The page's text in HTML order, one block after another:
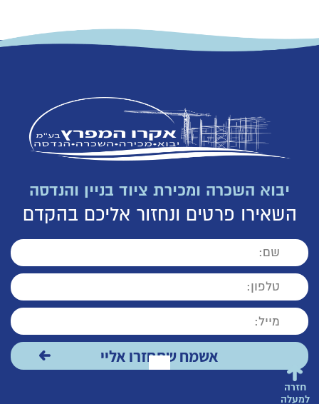
יבוא השכרה ומכירת ציוד בניין והנדסה
השאירו פרטים ונחזור אליכם בהקדם
חזרה
למעלה